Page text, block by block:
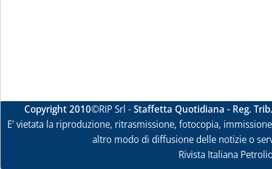
Copyright 2010©RIP Srl -Staffetta Quotidiana - Reg.
E' vietata la riproduzione, ritrasmissione, fotocopia,
altro modo di diffusione delle notizie o
Rivista Italiana